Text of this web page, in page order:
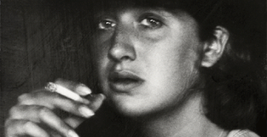
GUERRE